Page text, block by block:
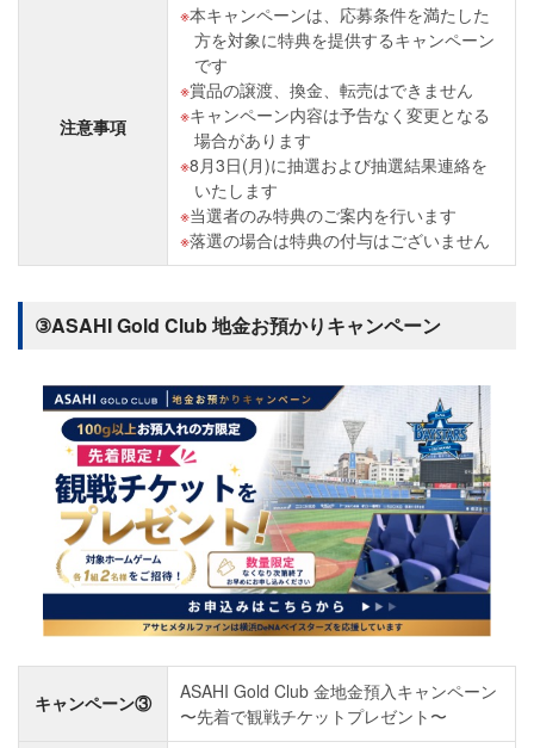
注意事項
本キャンペーンは、応募条件を満たした
方を対象に特典を提供するキャンペーン
です
賞品の譲渡、換金、転売はできません
キャンペーン内容は予告なく変更となる
場合があります
8月3日(月)に抽選および抽選結果連絡を
いたします
当選者のみ特典のご案内を行います
落選の場合は特典の付与はございません
③ASAHI Gold Club 地金お預かりキャンペーン
キャンペーン③
ASAHI Gold Club 金地金預入キャンペーン
〜先着で観戦チケットプレゼント〜